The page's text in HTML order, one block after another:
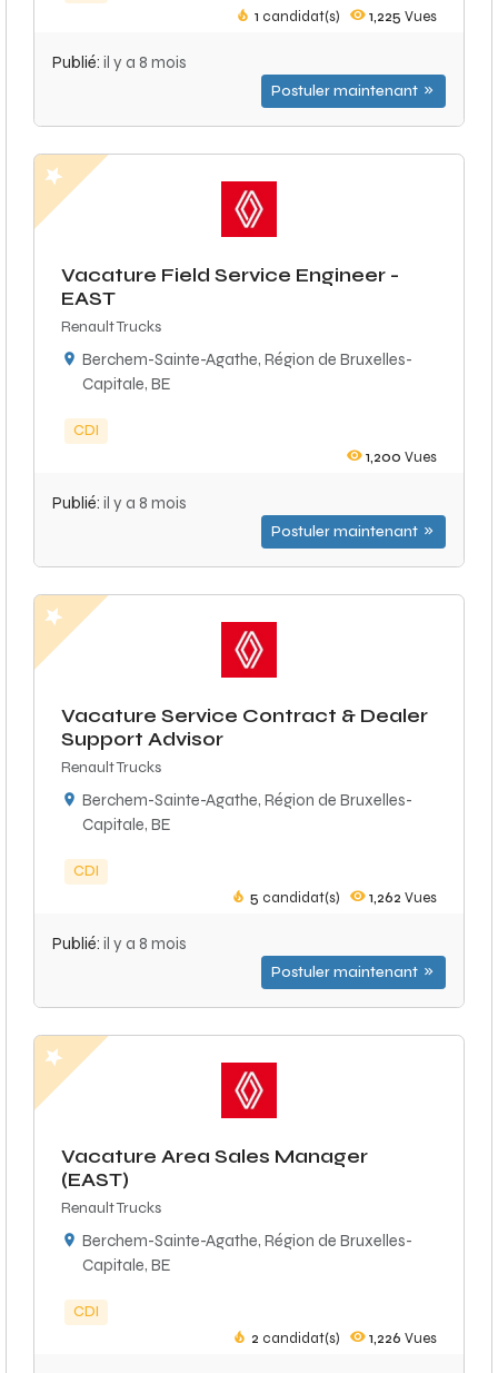
1 candidat(s) 1,225 Vues
Publié: il y a 8 mois
Postuler maintenant
Vacature Field Service Engineer -
EAST
Renault Trucks
Berchem-Sainte-Agathe, Région de Bruxelles-
Capitale, BE
CDI
1,200 Vues
Publié: il y a 8 mois
Postuler maintenant
Vacature Service Contract & Dealer
Support Advisor
Renault Trucks
Berchem-Sainte-Agathe, Région de Bruxelles-
Capitale, BE
CDI
5 candidat(s) 1,262 Vues
Publié: il y a 8 mois
Postuler maintenant
Vacature Area Sales Manager
(EAST)
Renault Trucks
Berchem-Sainte-Agathe, Région de Bruxelles-
Capitale, BE
CDI
2 candidat(s) 1,226 Vues